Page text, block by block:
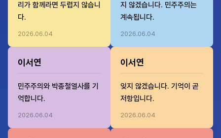
리가 함께라면 두렵지 않습니
다.
2026.06.04
이서연
민주주의와 박종철열사를 기
억합니다.
2026.06.04
지 않겠습니다. 민주주의는
계속됩니다.
2026.06.04
이서연
잊지 않겠습니다. 기억이 곧
저항입니다.
2026.06.04